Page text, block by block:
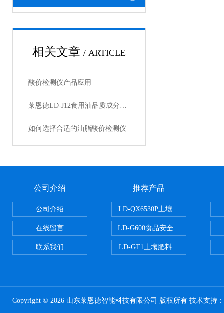
相关文章 / ARTICLE
酸价检测仪产品应用
莱恩德LD-J12食用油品质成分检测仪-食用油品质检测仪价格
如何选择合适的油脂酸价检测仪
公司介绍
公司介绍
在线留言
联系我们
推荐产品
LD-QX6530P土壤氧化还原电位检
LD-G600食品安全检测仪
LD-GT1土壤肥料养分检测仪
Copyright © 2026 山东莱恩德智能科技有限公司 版权所有 技术支持：